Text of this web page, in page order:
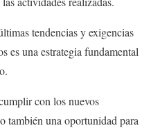
tendencias y exigencias
es una estrategia fundamental
con los nuevos
también una oportunidad para